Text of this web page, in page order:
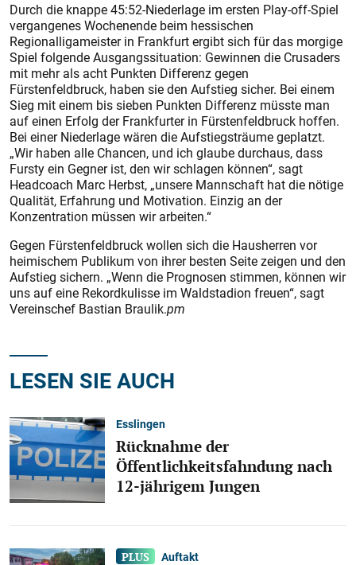
Durch die knappe 45:52-Niederlage im ersten Play-off-Spiel
vergangenes Wochenende beim hessischen
Regionalligameister in Frankfurt ergibt sich für das morgige
Spiel folgende Ausgangssituation: Gewinnen die Crusaders
mit mehr als acht Punkten Differenz gegen
Fürstenfeldbruck, haben sie den Aufstieg sicher. Bei einem
Sieg mit einem bis sieben Punkten Differenz müsste man
auf einen Erfolg der Frankfurter in Fürstenfeldbruck hoffen.
Bei einer Niederlage wären die Aufstiegsträume geplatzt.
„Wir haben alle Chancen, und ich glaube durchaus, dass
Fursty ein Gegner ist, den wir schlagen können“, sagt
Headcoach Marc Herbst, „unsere Mannschaft hat die nötige
Qualität, Erfahrung und Motivation. Einzig an der
Konzentration müssen wir arbeiten.“
Gegen Fürstenfeldbruck wollen sich die Hausherren vor
heimischem Publikum von ihrer bes­ten Seite zeigen und den
Aufstieg sichern. „Wenn die Prognosen stimmen, können wir
uns auf eine Rekordkulisse im Waldstadion freuen“, sagt
Vereinschef Bas­tian Braulik.pm
LESEN SIE AUCH
Esslingen
Rücknahme der
Öffentlichkeitsfahndung nach
12-jährigem Jungen
Auftakt